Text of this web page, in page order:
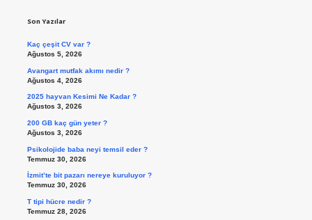
Son Yazılar
Kaç çeşit CV var ?
Ağustos 5, 2026
Avangart mutfak akımı nedir ?
Ağustos 4, 2026
2025 hayvan Kesimi Ne Kadar ?
Ağustos 3, 2026
200 GB kaç gün yeter ?
Ağustos 3, 2026
Psikolojide baba neyi temsil eder ?
Temmuz 30, 2026
İzmit’te bit pazarı nereye kuruluyor ?
Temmuz 30, 2026
T tipi hücre nedir ?
Temmuz 28, 2026